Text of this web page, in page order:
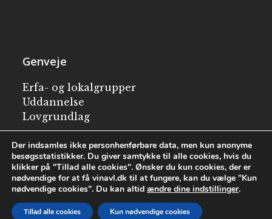
Genveje
Erfa- og lokalgrupper
Uddannelse
Lovgrundlag
Besøg en vingård
English
Der indsamles ikke personhenførbare data, men kun anonyme
besøgsstatistikker. Du giver samtykke til alle cookies, hvis du
klikker på "Tillad alle cookies". Ønsker du kun cookies, der er
nødvendige for at få vinavl.dk til at fungere, kan du vælge "Kun
nødvendige cookies". Du kan altid ændre dine indstillinger.
Tillad alle cookies Kun nødvendige cookies